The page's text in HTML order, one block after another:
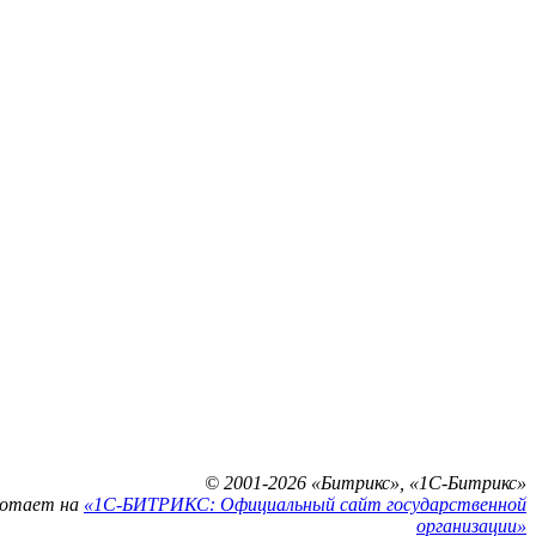
© 2001-2026 «Битрикс», «1С-Битрикс»
на «1С-БИТРИКС: Официальный сайт государственной
организации»